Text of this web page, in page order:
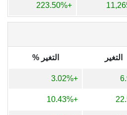
+223.50%
التغير التغير %
+3.02%
+10.43%